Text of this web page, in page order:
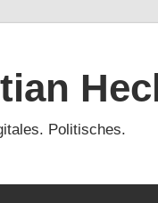
Politisches.